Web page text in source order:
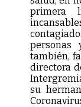
primera
personas
también,
directora
su